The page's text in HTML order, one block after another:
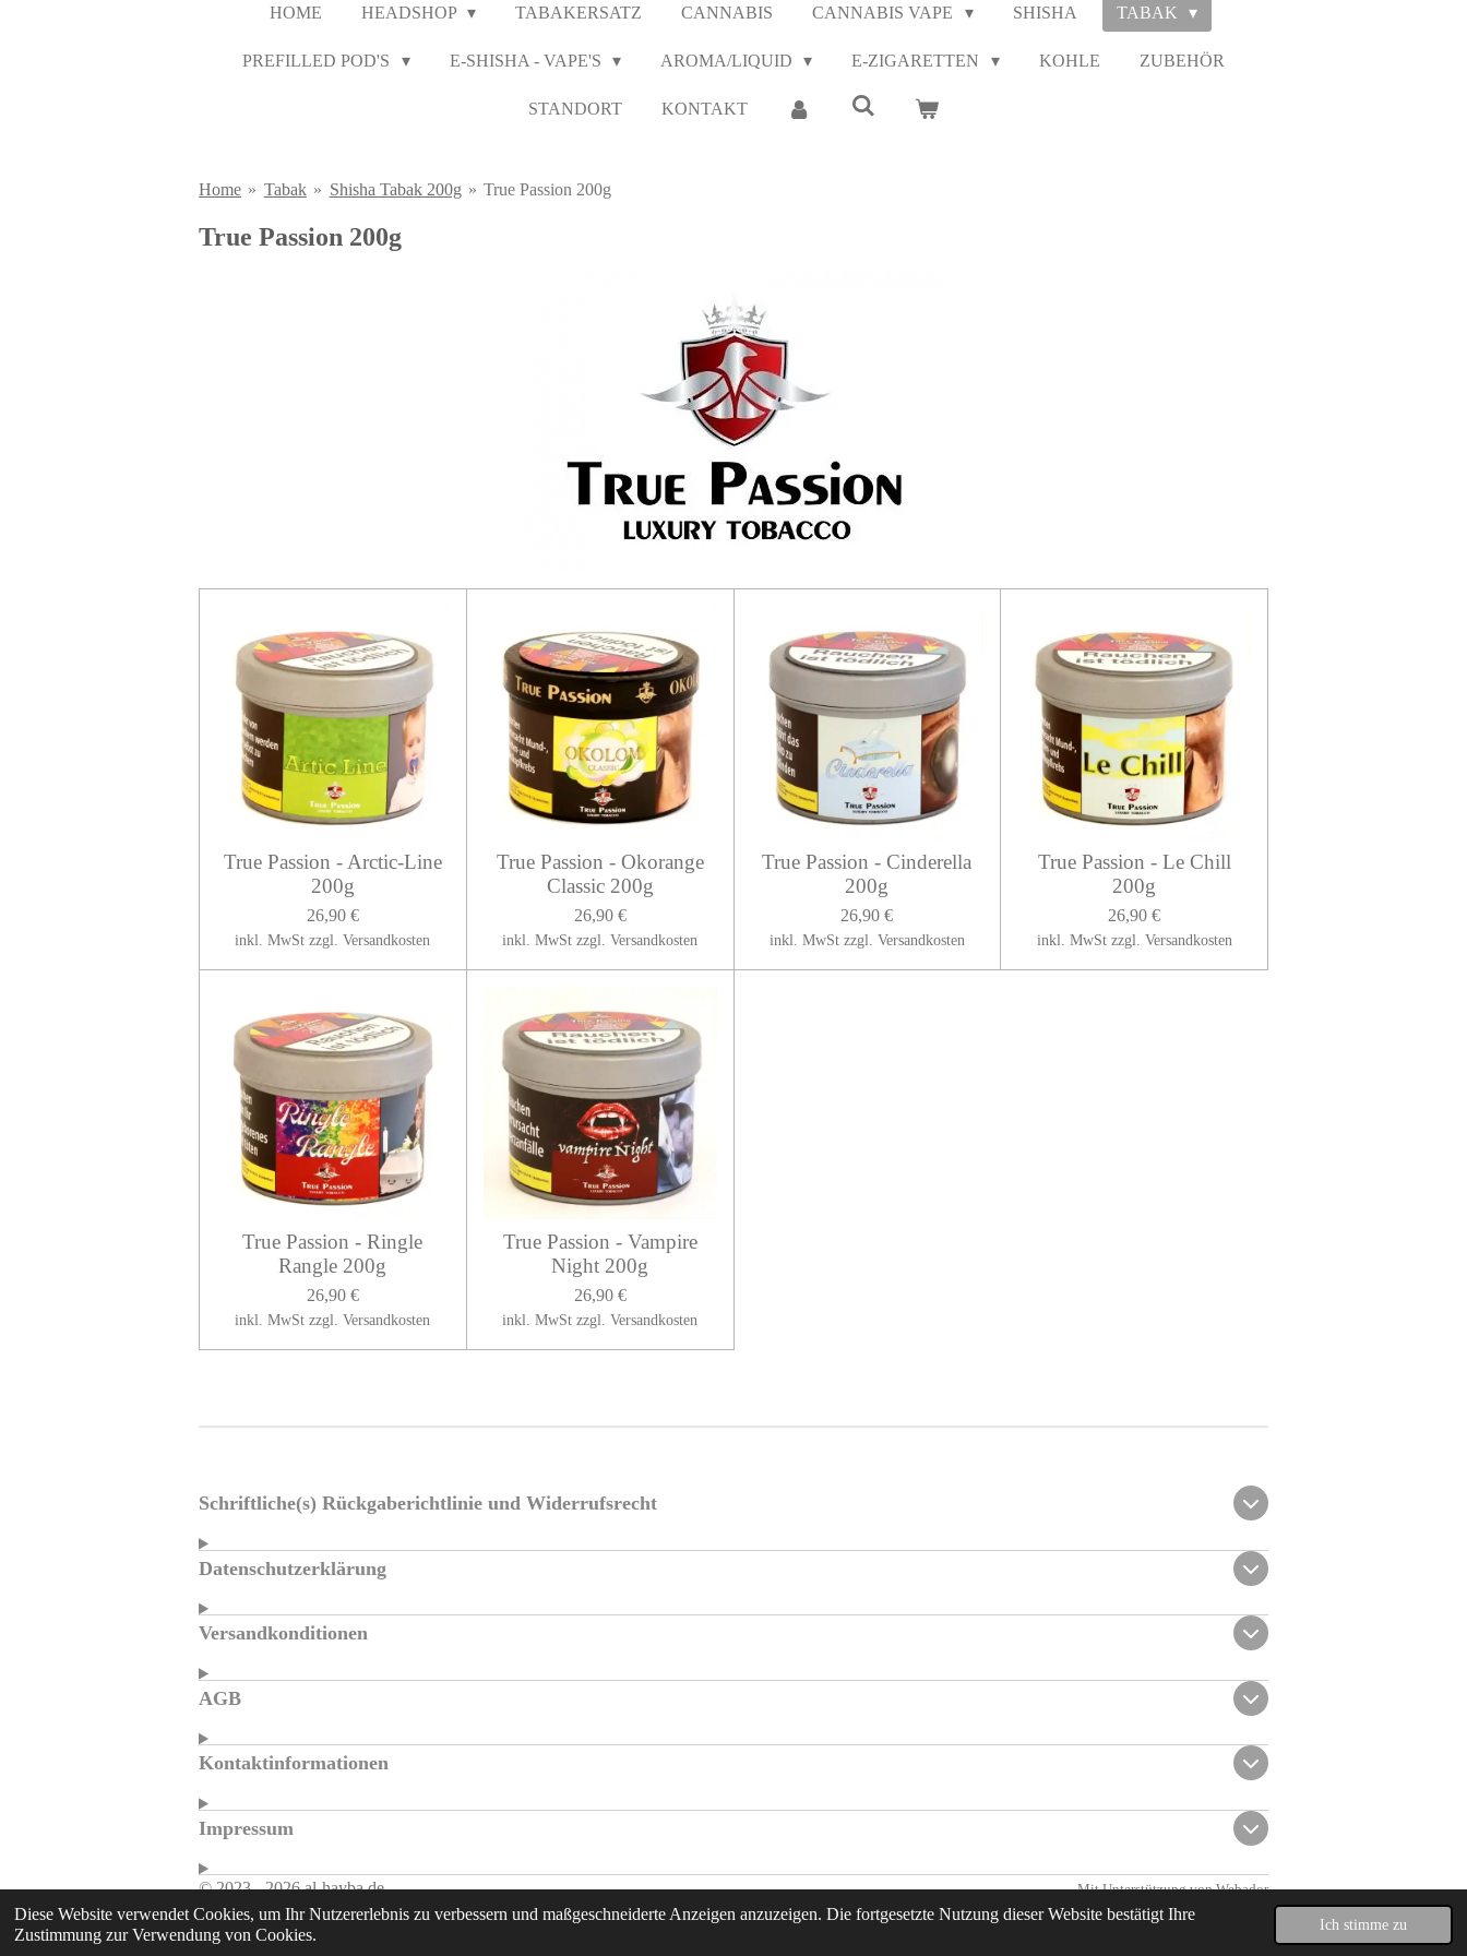
Diese Website verwendet Cookies, um Ihr Nutzererlebnis zu verbessern und maßgeschneiderte Anzeigen anzuzeigen. Die fortgesetzte Nutzung dieser Website bestätigt Ihre
Zustimmung zur Verwendung von Cookies.
Ich stimme zu
HOME HEADSHOP TABAKERSATZ CANNABIS CANNABIS VAPE SHISHA TABAK
PREFILLED POD'S E-SHISHA - VAPE'S AROMA/LIQUID E-ZIGARETTEN KOHLE ZUBEHÖR
STANDORT KONTAKT
Home » Tabak » Shisha Tabak 200g » True Passion 200g
True Passion 200g
True Passion - Arctic-Line
200g
26,90 €
inkl. MwSt zzgl. Versandkosten
True Passion - Okorange
Classic 200g
26,90 €
inkl. MwSt zzgl. Versandkosten
True Passion - Cinderella
200g
26,90 €
inkl. MwSt zzgl. Versandkosten
True Passion - Le Chill
200g
26,90 €
inkl. MwSt zzgl. Versandkosten
True Passion - Ringle
Rangle 200g
26,90 €
inkl. MwSt zzgl. Versandkosten
True Passion - Vampire
Night 200g
26,90 €
inkl. MwSt zzgl. Versandkosten
Schriftliche(s) Rückgaberichtlinie und Widerrufsrecht
Datenschutzerklärung
Versandkonditionen
AGB
Kontaktinformationen
Impressum
© 2023 - 2026 al-hayba.de Mit Unterstützung vonWebador